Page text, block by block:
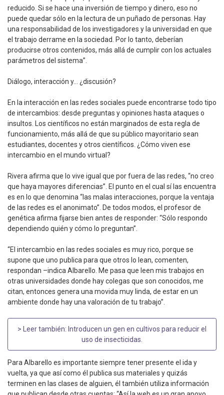
reducido. Si se hace una inversión de tiempo y dinero, eso no
puede quedar sólo en la lectura de un puñado de personas. Hay
una responsabilidad de los investigadores y la universidad en que
el trabajo derrame en la sociedad. Por lo tanto, deberían
producirse otros contenidos, más allá de cumplir con los actuales
parámetros del sistema”.
Diálogo, interacción y… ¿discusión?
En la interacción en las redes sociales puede encontrarse todo tipo
de intercambios: desde preguntas y opiniones hasta ataques o
insultos. Los científicos no están marginados de esta regla de
funcionamiento, más allá de que su público mayoritario sean
estudiantes, docentes y otros científicos. ¿Cómo viven ese
intercambio en el mundo virtual?
Rivera afirma que lo vive igual que por fuera de las redes, “no creo
que haya mayores diferencias”. El punto en el cual sí las encuentra
es en lo que denomina “las malas interacciones, porque la ventaja
de las redes es el anonimato”. De todos modos, el profesor de
genética afirma fijarse bien antes de responder: “Sólo respondo
dependiendo quién y cómo lo preguntan”.
“El intercambio en las redes sociales es muy rico, porque se
supone que uno publica para que otros lo lean, comenten,
respondan –indica Albarello. Me pasa que leen mis trabajos en
otras universidades donde hay colegas que son conocidos, me
citan, entonces genera una movida muy linda, de estar en un
ambiente donde hay una valoración de tu trabajo”.
> Leer también: Introducen un gen en cultivos para reducir el
uso de insecticidas
Para Albarello es importante siempre tener presente el ida y
vuelta, ya que así como él publica sus materiales y quizás
terminen en las clases de alguien, él también utiliza información